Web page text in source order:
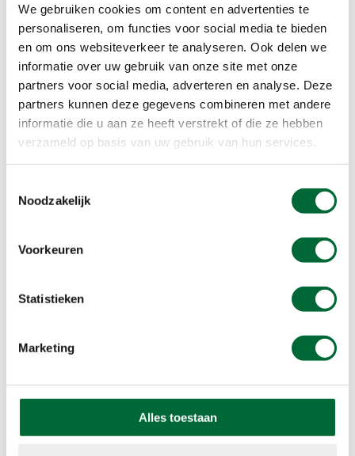
We gebruiken cookies om content en advertenties te
personaliseren, om functies voor social media te bieden
en om ons websiteverkeer te analyseren. Ook delen we
informatie over uw gebruik van onze site met onze
partners voor social media, adverteren en analyse. Deze
partners kunnen deze gegevens combineren met andere
informatie die u aan ze heeft verstrekt of die ze hebben
verzameld op basis van uw gebruik van hun services.
Noodzakelijk
Voorkeuren
Statistieken
Marketing
Alles toestaan
uit? Neem dancontact met ons op.
Nog geen lid van KWbN?
Klik op onderstaande button om je aan te melden
en van deze en nog vele andere kortingen te
profiteren.